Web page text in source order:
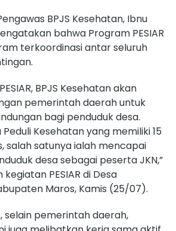
BPJS Kesehatan, Ibnu
bahwa Program PESIAR
terkoordinasi antar seluruh
BPJS Kesehatan akan
pemerintah daerah untuk
bagi penduduk desa.
Peduli Kesehatan yang memiliki 15
salah satunya ialah mencapai
desa sebagai peserta JKN,”
PESIAR di Desa
Maros, Kamis (25/07).
selain pemerintah daerah,